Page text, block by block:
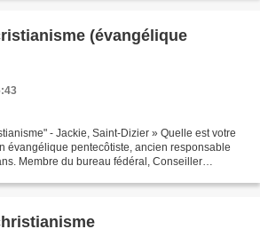
(évangélique
- Jackie, Saint-Dizier » Quelle est votre
évangélique pentecôtiste, ancien responsable
Membre du bureau fédéral, Conseiller